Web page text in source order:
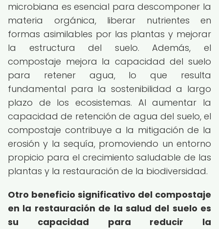
microbiana es esencial para descomponer la
materia orgánica, liberar nutrientes en
formas asimilables por las plantas y mejorar
la estructura del suelo. Además, el
compostaje mejora la capacidad del suelo
para retener agua, lo que resulta
fundamental para la sostenibilidad a largo
plazo de los ecosistemas. Al aumentar la
capacidad de retención de agua del suelo, el
compostaje contribuye a la mitigación de la
erosión y la sequía, promoviendo un entorno
propicio para el crecimiento saludable de las
plantas y la restauración de la biodiversidad.
Otro beneficio significativo del compostaje
en la restauración de la salud del suelo es
su capacidad para reducir la